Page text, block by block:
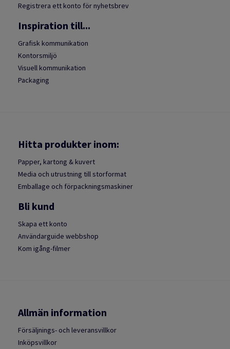
Registrera ett konto för nyhetsbrev
Inspiration till...
Grafisk kommunikation
Kontorsmiljö
Visuell kommunikation
Packaging
Hitta produkter inom:
Papper, kartong & kuvert
Media och utrustning till storformat
Emballage och förpackningsmaskiner
Bli kund
Skapa ett konto
Användarguide webbshop
Kom igång-filmer
Allmän information
Försäljnings- och leveransvillkor
Inköpsvillkor